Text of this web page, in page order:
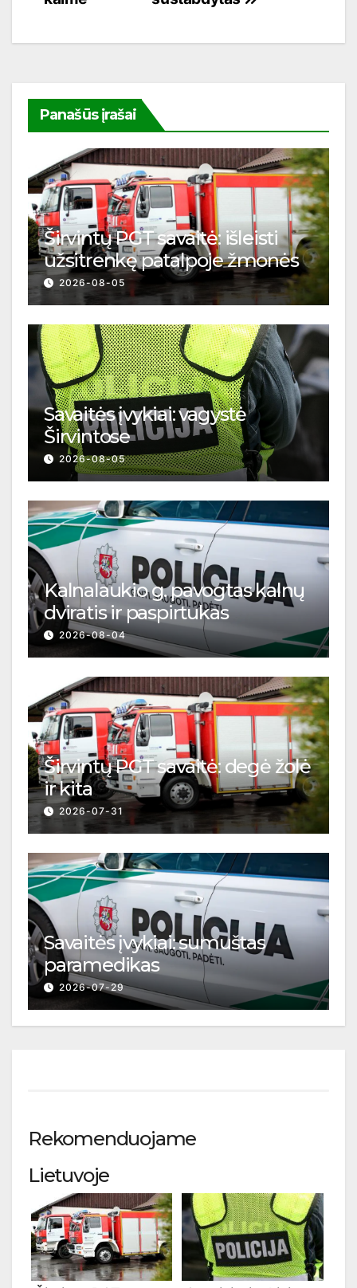
įrašų
Panašūs įrašai
Širvintų PGT savaitė: išleisti
užsitrenkę patalpoje žmonės
2026-08-05
Savaitės įvykiai: vagystė
Širvintose
2026-08-05
Kalnalaukio g. pavogtas kalnų
dviratis ir paspirtukas
2026-08-04
Širvintų PGT savaitė: degė žolė
ir kita
2026-07-31
Savaitės įvykiai: sumuštas
paramedikas
2026-07-29
Rekomenduojame
Lietuvoje